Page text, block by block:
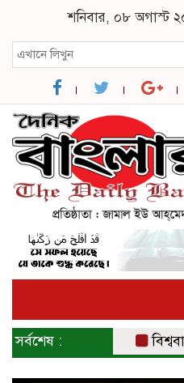
শনিবার, ০৮ অগাস্ট
সর্বশেষ :